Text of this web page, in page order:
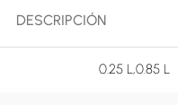
DESCRIPCIÓN
0.25 L,0.85 L